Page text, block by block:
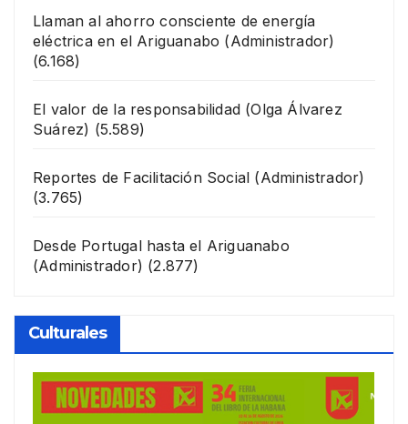
Llaman al ahorro consciente de energía
eléctrica en el Ariguanabo (Administrador)
(6.168)
El valor de la responsabilidad (Olga Álvarez
Suárez) (5.589)
Reportes de Facilitación Social (Administrador)
(3.765)
Desde Portugal hasta el Ariguanabo
(Administrador) (2.877)
Culturales